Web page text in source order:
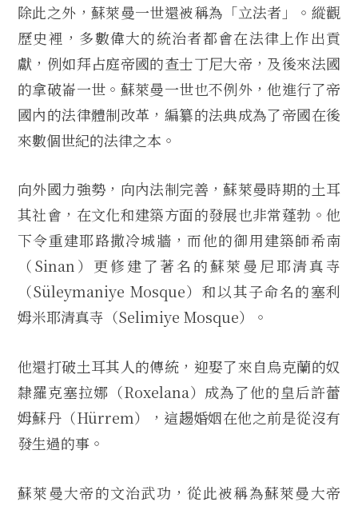
除此之外，蘇萊曼一世還被稱為「立法者」。縱觀
歷史裡，多數偉大的統治者都會在法律上作出貢
獻，例如拜占庭帝國的查士丁尼大帝，及後來法國
的拿破崙一世。蘇萊曼一世也不例外，他進行了帝
國內的法律體制改革，編纂的法典成為了帝國在後
來數個世紀的法律之本。
向外國力強勢，向內法制完善，蘇萊曼時期的土耳
其社會，在文化和建築方面的發展也非常蓬勃。他
下令重建耶路撒冷城牆，而他的御用建築師希南
（Sinan）更修建了著名的蘇萊曼尼耶清真寺
（Süleymaniye Mosque）和以其子命名的塞利
姆米耶清真寺（Selimiye Mosque）。
他還打破土耳其人的傳統，迎娶了來自烏克蘭的奴
隸羅克塞拉娜（Roxelana）成為了他的皇后許蕾
姆蘇丹（Hürrem），這䞶婚姻在他之前是從沒有
發生過的事。
蘇萊曼大帝的文治武功，從此被稱為蘇萊曼大帝